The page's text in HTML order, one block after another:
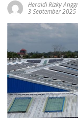
Heraldi Rizky
3 September 2025